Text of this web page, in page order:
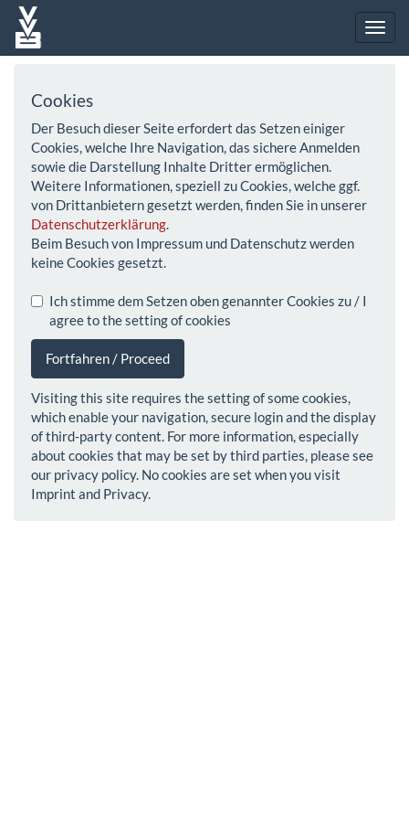
Cookies
Der Besuch dieser Seite erfordert das Setzen einiger
Cookies, welche Ihre Navigation, das sichere Anmelden
sowie die Darstellung Inhalte Dritter ermöglichen.
Weitere Informationen, speziell zu Cookies, welche ggf.
von Drittanbietern gesetzt werden, finden Sie in unserer
Datenschutzerklärung.
Beim Besuch von Impressum und Datenschutz werden
keine Cookies gesetzt.
Ich stimme dem Setzen oben genannter Cookies zu / I
agree to the setting of cookies
Fortfahren / Proceed
Visiting this site requires the setting of some cookies,
which enable your navigation, secure login and the display
of third-party content. For more information, especially
about cookies that may be set by third parties, please see
our privacy policy. No cookies are set when you visit
Imprint and Privacy.